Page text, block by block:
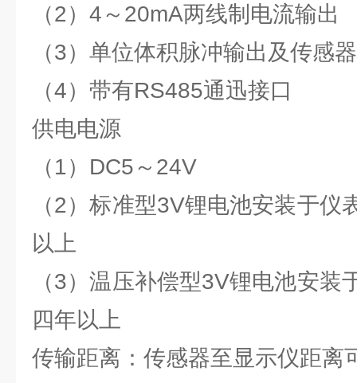
（2）4～20mA两线制电流输出
（3）单位体积脉冲输出及传感
（4）带有RS485通迅接口
供电电源
（1）DC5～24V
（2）标准型3V锂电池安装于仪
以上
（3）温压补偿型3V锂电池安装
四年以上
传输距离：传感器至显示仪距离